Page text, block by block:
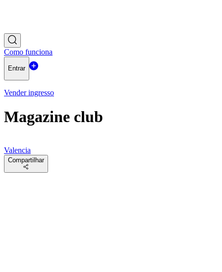
Como funciona
Entrar
Vender ingresso
Magazine club
Valencia
Compartilhar